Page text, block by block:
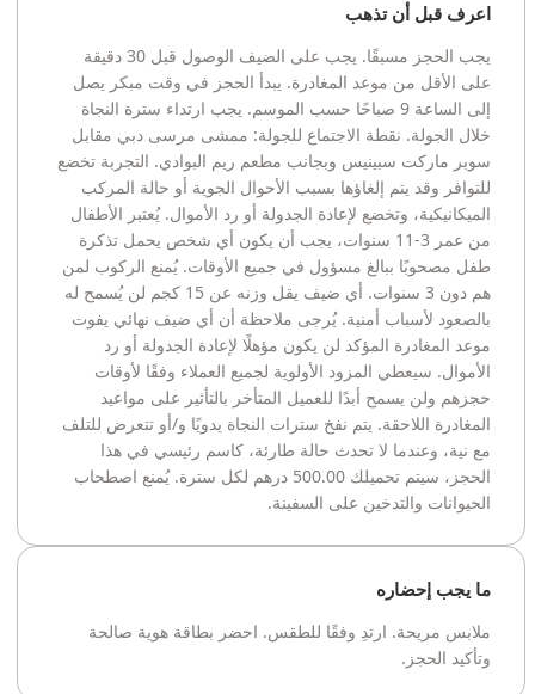
اعرف قبل أن تذهب
يجب الحجز مسبقًا. يجب على الضيف الوصول قبل 30 دقيقة
على الأقل من موعد المغادرة. يبدأ الحجز في وقت مبكر يصل
إلى الساعة 9 صباحًا حسب الموسم. يجب ارتداء سترة النجاة
خلال الجولة. نقطة الاجتماع للجولة: ممشى مرسى دبي مقابل
سوبر ماركت سبينيس وبجانب مطعم ريم البوادي. التجربة تخضع
للتوافر وقد يتم إلغاؤها بسبب الأحوال الجوية أو حالة المركب
الميكانيكية، وتخضع لإعادة الجدولة أو رد الأموال. يُعتبر الأطفال
من عمر 3-11 سنوات، يجب أن يكون أي شخص يحمل تذكرة
طفل مصحوبًا ببالغ مسؤول في جميع الأوقات. يُمنع الركوب لمن
هم دون 3 سنوات. أي ضيف يقل وزنه عن 15 كجم لن يُسمح له
بالصعود لأسباب أمنية. يُرجى ملاحظة أن أي ضيف نهائي يفوت
موعد المغادرة المؤكد لن يكون مؤهلًا لإعادة الجدولة أو رد
الأموال. سيعطي المزود الأولوية لجميع العملاء وفقًا لأوقات
حجزهم ولن يسمح أبدًا للعميل المتأخر بالتأثير على مواعيد
المغادرة اللاحقة. يتم نفخ سترات النجاة يدويًا و/أو تتعرض للتلف
مع نية، وعندما لا تحدث حالة طارئة، كاسم رئيسي في هذا
الحجز، سيتم تحميلك 500.00 درهم لكل سترة. يُمنع اصطحاب
الحيوانات والتدخين على السفينة.
ما يجب إحضاره
ملابس مريحة. ارتدِ وفقًا للطقس. احضر بطاقة هوية صالحة
وتأكيد الحجز.